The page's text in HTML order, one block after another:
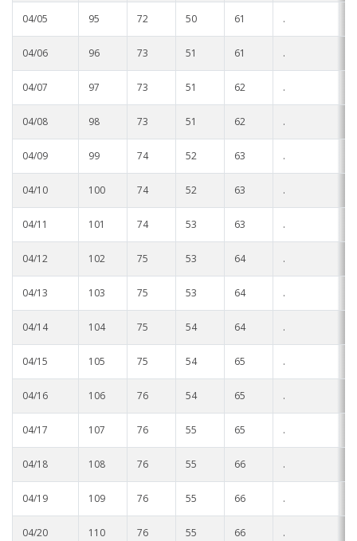
04/05 95 72 50 61 .
04/06 96 73 51 61 .
04/07 97 73 51 62 .
04/08 98 73 51 62 .
04/09 99 74 52 63 .
04/10 100 74 52 63 .
04/11 101 74 53 63 .
04/12 102 75 53 64 .
04/13 103 75 53 64 .
04/14 104 75 54 64 .
04/15 105 75 54 65 .
04/16 106 76 54 65 .
04/17 107 76 55 65 .
04/18 108 76 55 66 .
04/19 109 76 55 66 .
04/20 110 76 55 66 .